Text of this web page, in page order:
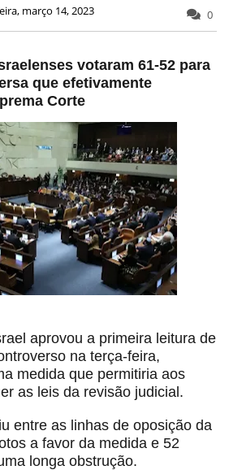
março 14, 2023 0
votaram 61-52 para
que efetivamente
Corte
aprovou a primeira leitura de
na terça-feira,
medida que permitiria aos
as leis da revisão judicial.
entre as linhas de oposição da
a favor da medida e 52
longa obstrução.